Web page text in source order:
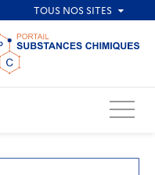
Menu